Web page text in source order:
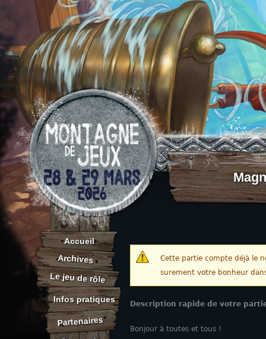
Aller au contenu
Message
Cette partie compte déjà le
surement votre bonheur
Description rapide de votre
Bonjour à toutes et tous !
Accueil
Archives
Le jeu de rôle
Infos pratiques
Partenaires